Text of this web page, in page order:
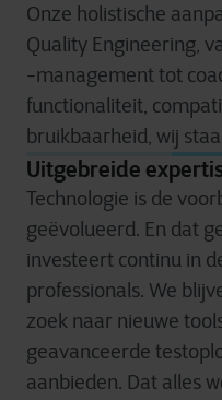
Onze holistische
Quality Engineering,
-management tot
functionaliteit,
bruikbaarheid, wij
Uitgebreide
Technologie is de
geëvolueerd. En dat
investeert continu in
professionals. We
zoek naar nieuwe
geavanceerde
aanbieden. Dat alles